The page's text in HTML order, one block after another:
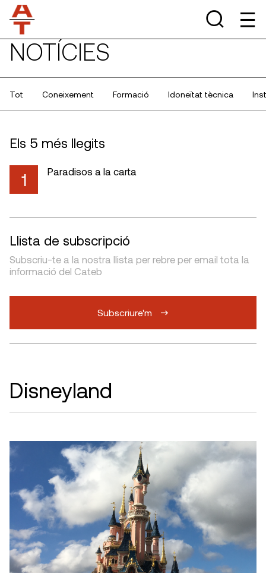
NOTÍCIES
Tot Coneixement Formació Idoneïtat tècnica
Els 5 més llegits
1 Paradisos a la carta
Llista de subscripció
Subscriu-te a la nostra llista per rebre per email tota la
informació del Cateb
Subscriure'm
Disneyland